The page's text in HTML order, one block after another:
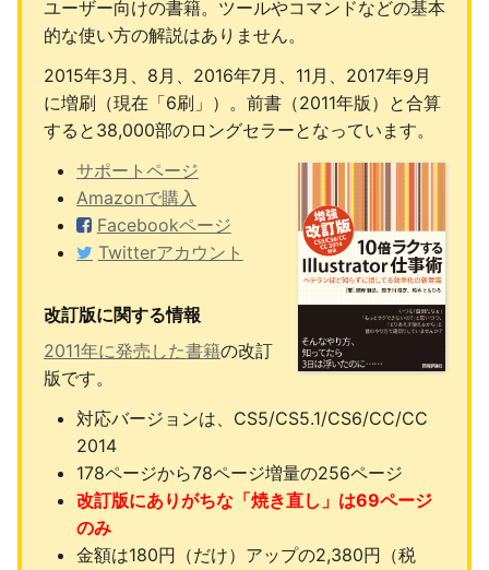
ユーザー向けの書籍。ツールやコマンドなどの基本
的な使い方の解説はありません。
2015年3月、8月、2016年7月、11月、2017年9月
に増刷（現在「6刷」）。前書（2011年版）と合算
すると38,000部のロングセラーとなっています。
サポートページ
Amazonで購入
Facebookページ
Twitterアカウント
改訂版に関する情報
2011年に発売した書籍の改訂
版です。
対応バージョンは、CS5/CS5.1/CS6/CC/CC
2014
178ページから78ページ増量の256ページ
改訂版にありがちな「焼き直し」は69ページ
のみ
金額は180円（だけ）アップの2,380円（税